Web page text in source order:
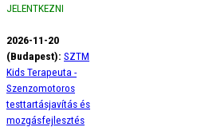
JELENTKEZNI
2026-11-20
(Budapest): SZTM
Kids Terapeuta -
Szenzomotoros
testtartásjavítás és
mozgásfejlesztés